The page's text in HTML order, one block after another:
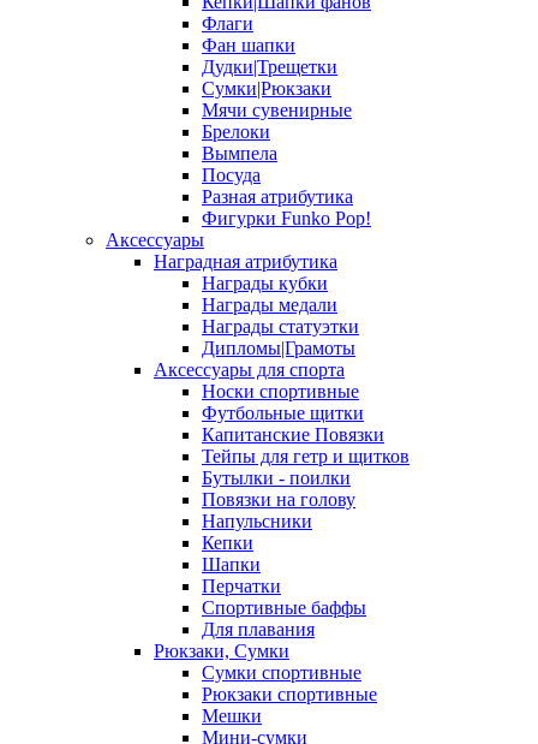
Флаги
Фан шапки
Дудки|Трещетки
Сумки|Рюкзаки
Мячи сувенирные
Брелоки
Вымпела
Посуда
Разная атрибутика
Фигурки Funko Pop!
Аксессуары
Наградная атрибутика
Награды кубки
Награды медали
Награды статуэтки
Дипломы|Грамоты
Аксессуары для спорта
Носки спортивные
Футбольные щитки
Капитанские Повязки
Тейпы для гетр и щитков
Бутылки - поилки
Повязки на голову
Напульсники
Кепки
Шапки
Перчатки
Спортивные баффы
Для плавания
Рюкзаки, Сумки
Сумки спортивные
Рюкзаки спортивные
Мешки
Мини-сумки